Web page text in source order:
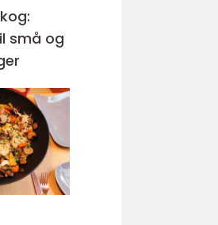
små og